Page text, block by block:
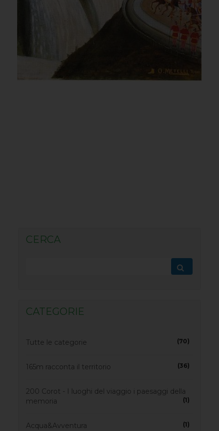
CERCA
CATEGORIE
Tutte le categorie (70)
165m racconta il territorio (36)
200 Corot - I luoghi del viaggio i paesaggi della
memoria
(1)
Acqua&Avventura (1)